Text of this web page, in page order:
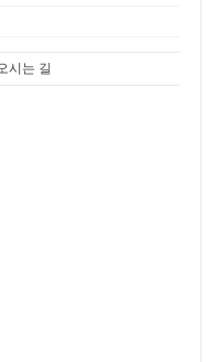
시는 길